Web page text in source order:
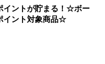
イントが貯まる！☆ボー
イント対象商品☆